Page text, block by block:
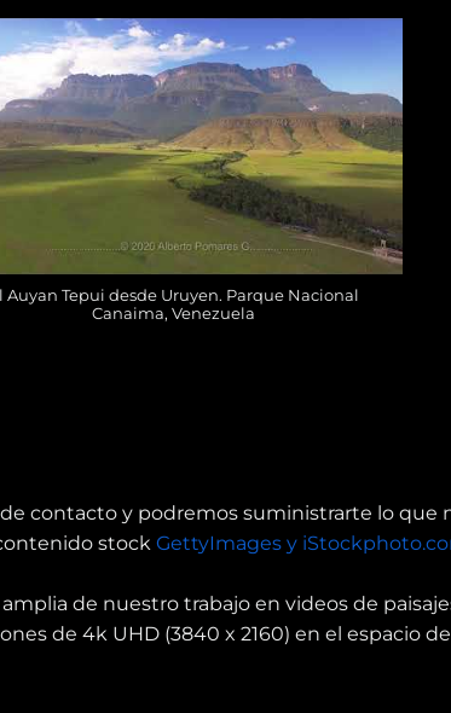
Auyan Tepui desde Uruyen. Parque Nacional
Canaima, Venezuela
contacto y podremos suministrarte lo que
stock GettyImages y
de nuestro trabajo en videos de
de 4k UHD (3840 x 2160) en el espacio